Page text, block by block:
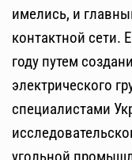
имелись, и
контактной сети.
году путем
электрического
специалистами